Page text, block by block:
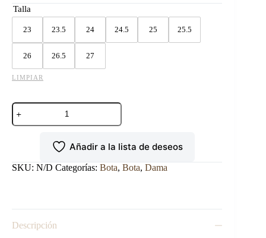
Talla
23 23.5 24 24.5 25 25.5
26 26.5 27
LIMPIAR
BOTA
NAIROBI
DE
SINTETICO
Añadir a la lista de deseos
SKU: N/D Categorías: Bota, Bota, Dama
Descripción